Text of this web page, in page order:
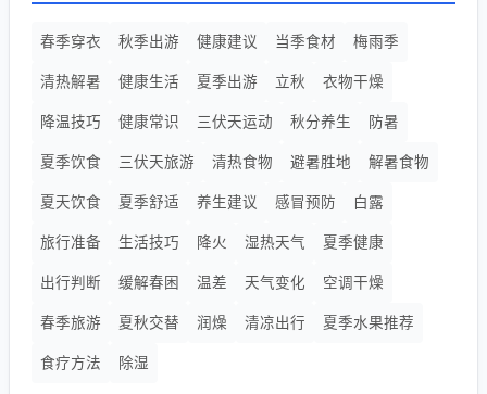
春季穿衣 秋季出游 健康建议 当季食材 梅雨季
清热解暑 健康生活 夏季出游 立秋 衣物干燥
降温技巧 健康常识 三伏天运动 秋分养生 防暑
夏季饮食 三伏天旅游 清热食物 避暑胜地 解暑食物
夏天饮食 夏季舒适 养生建议 感冒预防 白露
旅行准备 生活技巧 降火 湿热天气 夏季健康
出行判断 缓解春困 温差 天气变化 空调干燥
春季旅游 夏秋交替 润燥 清凉出行 夏季水果推荐
食疗方法 除湿